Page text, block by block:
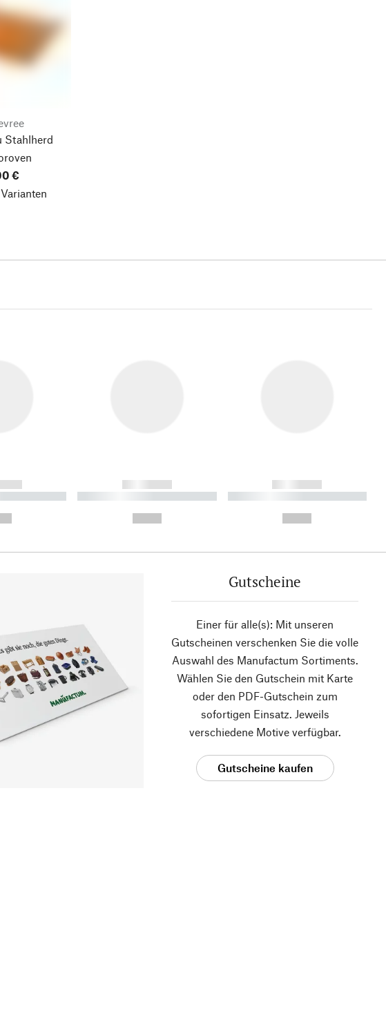
Stahlherd
€
----------
------------
----------- ----------- ----------
------------
----------- ----------- ----------
Gutscheine
Einer für alle(s): Mit unseren
Gutscheinen verschenken Sie die volle
Auswahl des Manufactum Sortiments.
Wählen Sie den Gutschein mit Karte
oder den PDF-Gutschein zum
sofortigen Einsatz. Jeweils
verschiedene Motive verfügbar.
Gutscheine kaufen